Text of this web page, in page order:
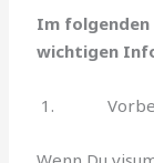
Im
wichtigen
1.